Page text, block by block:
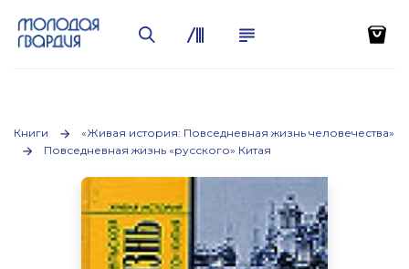
Книги
«Живая история: Повседневная жизнь человечества»
Повседневная жизнь «русского» Китая